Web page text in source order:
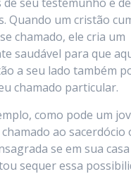
Quando um cristão
chamado, ele cria um
saudável para que
a seu lado também
chamado particular.
como pode um
ao sacerdócio
se em sua
sequer essa